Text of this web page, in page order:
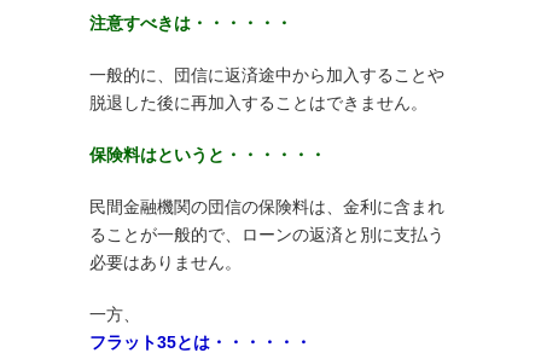
注意すべきは・・・・・・
一般的に、団信に返済途中から加入することや
脱退した後に再加入することはできません。
保険料はというと・・・・・・
民間金融機関の団信の保険料は、金利に含まれ
ることが一般的で、ローンの返済と別に支払う
必要はありません。
一方、
フラット35とは・・・・・・